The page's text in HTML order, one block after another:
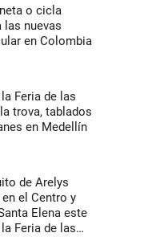
o cicla
las nuevas
en Colombia
Feria de las
trova, tablados
en Medellín
de Arelys
el Centro y
Elena este
Feria de las